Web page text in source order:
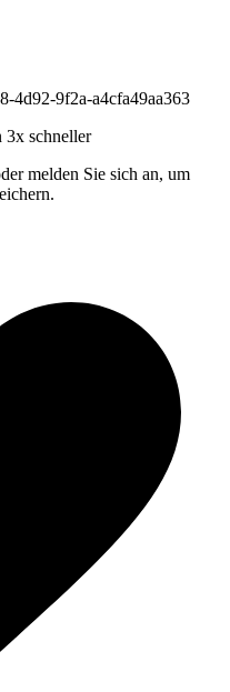
4d92-9f2a-a4cfa49aa363
3x schneller
melden Sie sich an, um